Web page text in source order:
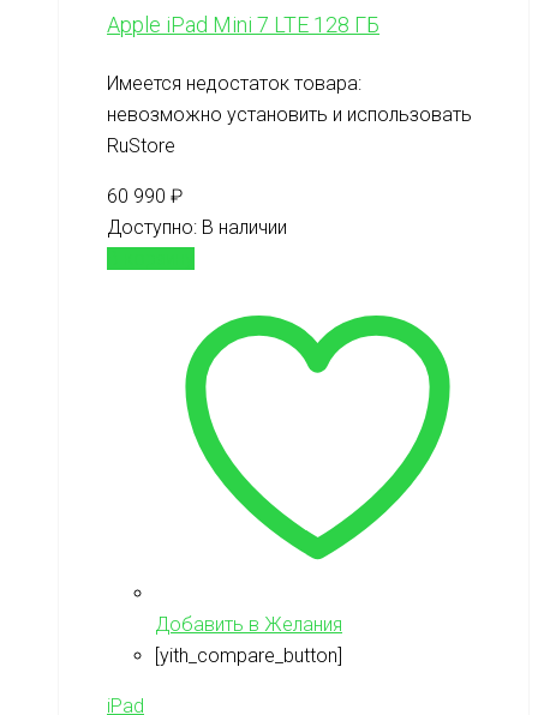
Apple iPad Mini 7 LTE 128 ГБ
Имеется недостаток товара:
невозможно установить и использовать
RuStore
60 990 ₽
Доступно: В наличии
Добавить в Желания
[yith_compare_button]
iPad